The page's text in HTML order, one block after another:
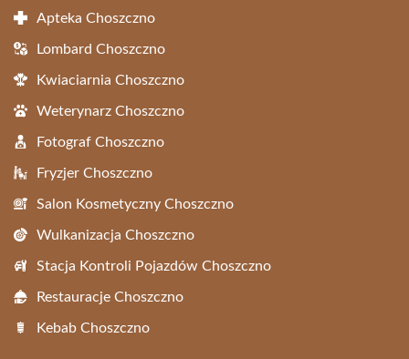
Apteka Choszczno
Lombard Choszczno
Kwiaciarnia Choszczno
Weterynarz Choszczno
Fotograf Choszczno
Fryzjer Choszczno
Salon Kosmetyczny Choszczno
Wulkanizacja Choszczno
Stacja Kontroli Pojazdów Choszczno
Restauracje Choszczno
Kebab Choszczno